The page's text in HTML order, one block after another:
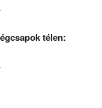
télen: